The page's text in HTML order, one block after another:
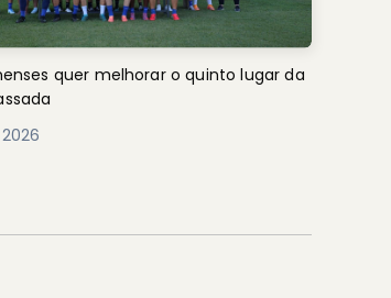
quer melhorar o quinto lugar da